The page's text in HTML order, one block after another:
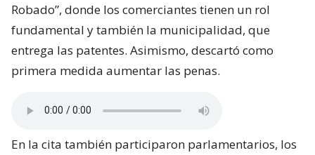
Robado”, donde los comerciantes tienen un rol
fundamental y también la municipalidad, que
entrega las patentes. Asimismo, descartó como
primera medida aumentar las penas.
En la cita también participaron parlamentarios, los